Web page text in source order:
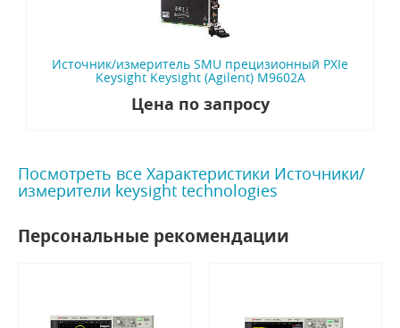
Источник/измеритель SMU прецизионный PXIe
Keysight Keysight (Agilent) M9602A
Цена по запросу
Посмотреть все Характеристики Источники/
измерители keysight technologies
Персональные рекомендации